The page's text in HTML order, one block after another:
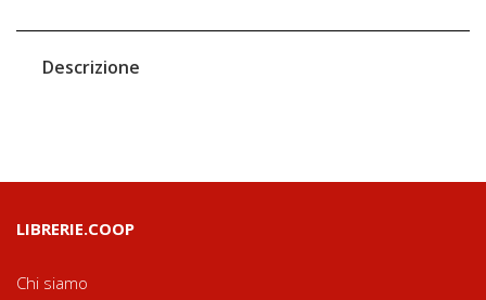
Descrizione
LIBRERIE.COOP
Chi siamo